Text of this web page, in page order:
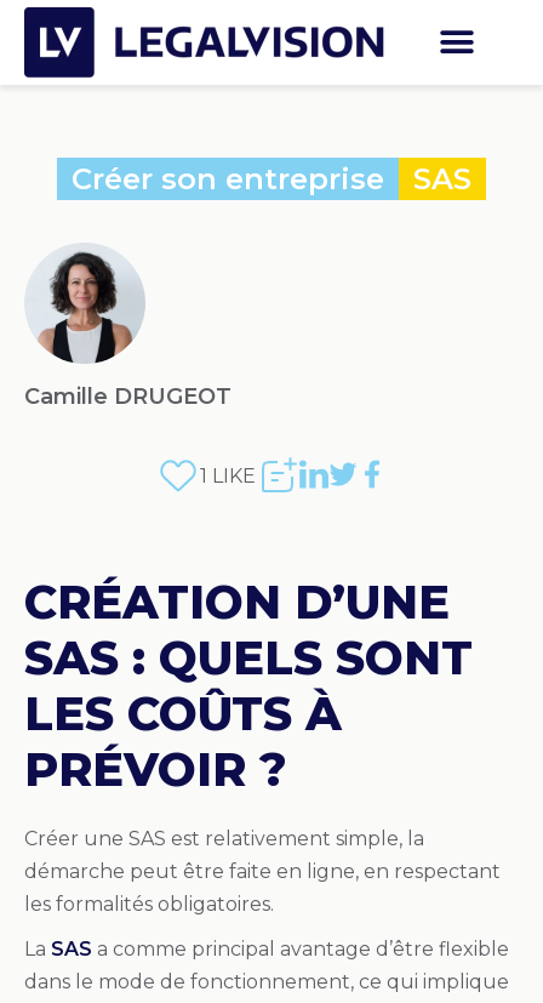
Créer son entreprise SAS
Camille DRUGEOT
1 LIKE
CRÉATION D’UNE
SAS : QUELS SONT
LES COÛTS À
PRÉVOIR ?
Créer une SAS est relativement simple, la
démarche peut être faite en ligne, en respectant
les formalités obligatoires.
La SAS a comme principal avantage d’être flexible
dans le mode de fonctionnement, ce qui implique